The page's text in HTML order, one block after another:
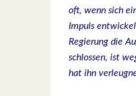
oft, wenn sich
Impuls
Regie­rung die
schlos­sen, ist
hat ihn